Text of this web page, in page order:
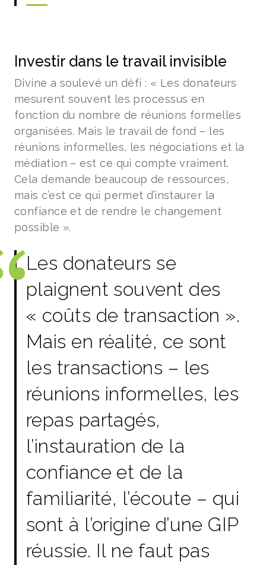
Investir dans le travail invisible
Divine a soulevé un défi : « Les donateurs
mesurent souvent les processus en
fonction du nombre de réunions formelles
organisées. Mais le travail de fond – les
réunions informelles, les négociations et la
médiation – est ce qui compte vraiment.
Cela demande beaucoup de ressources,
mais c’est ce qui permet d’instaurer la
confiance et de rendre le changement
possible ».
Les donateurs se
plaignent souvent des
« coûts de transaction ».
Mais en réalité, ce sont
les transactions – les
réunions informelles, les
repas partagés,
l’instauration de la
confiance et de la
familiarité, l’écoute – qui
sont à l’origine d’une GIP
réussie. Il ne faut pas